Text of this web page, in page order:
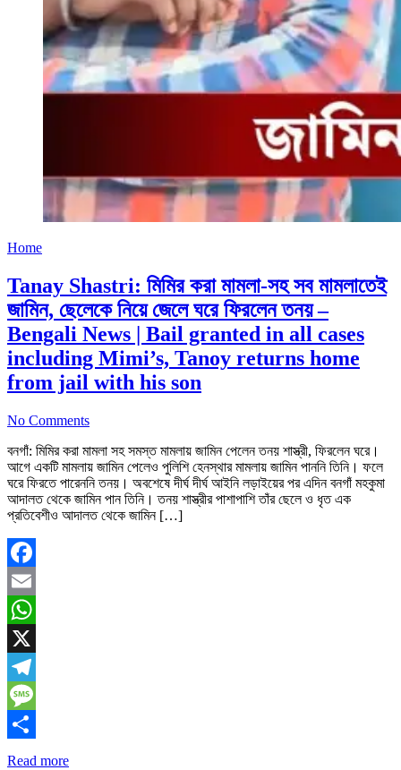
Home
Tanay Shastri: মিমির করা মামলা-সহ সব মামলাতেই
জামিন, ছেলেকে নিয়ে জেলে ঘরে ফিরলেন তনয় –
Bengali News | Bail granted in all cases
including Mimi’s, Tanoy returns home
from jail with his son
No Comments
বনগাঁ: মিমির করা মামলা সহ সমস্ত মামলায় জামিন পেলেন তনয় শাস্ত্রী, ফিরলেন ঘরে।
আগে একটি মামলায় জামিন পেলেও পুলিশি হেনস্থার মামলায় জামিন পাননি তিনি। ফলে
ঘরে ফিরতে পারেননি তনয়। অবশেষে দীর্ঘ দীর্ঘ আইনি লড়াইয়ের পর এদিন বনগাঁ মহকুমা
আদালত থেকে জামিন পান তিনি। তনয় শাস্ত্রীর পাশাপাশি তাঁর ছেলে ও ধৃত এক
প্রতিবেশীও আদালত থেকে জামিন […]
Facebook
Email
WhatsApp
X
Telegram
Message
Share
Read more